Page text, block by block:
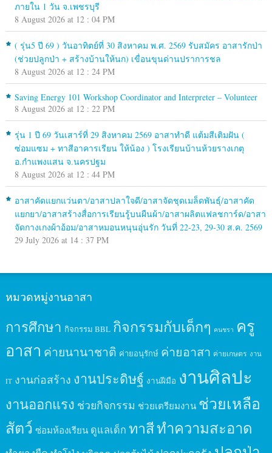
ภายใน 1 วัน จ.เพชรบุรี
8 August 2026 at 12 : 04 PM
( รุ่น5 ปี 69 ) วันอาทิตย์ที่ 30 สิงหาคม พ.ศ. 2569 รับสมัคร อาสารักป่า
(ช่วยปลูกป่า + สร้างบ้านให้นก) เขื่อนขุนด่านปราการชล
8 August 2026 at 12 : 24 PM
Saving Energy 101 Workshop Coordinator and Interpreter – Volunteer
8 August 2026 at 12 : 22 PM
รุ่น 1 ปี 69 วันเสาร์ที่ 29 สิงหาคม 2569 อาสาทำดี แต้มสีเติมฝัน (
ซ่อมแซม + ทาสีอาคารเรียน ให้น้อง ) โรงเรียนบ้านห้วยรางเกตุ
อ.กำแพงแสน จ.นครปฐม
8 August 2026 at 12 : 44 PM
อาสาคัดแยกแว่นตา/อาสาปลาใจดี/อาสาจัดชุดเมล็ดพันธุ์/อาสาคัด
แยกยา/อาสาสร้างสื่อการเรียนรู้บนผืนผ้า/อาสาผลิตแฟลชการ์ด/อาสา
จัดกางเกงผ้าอ้อม/อาสาหมอนหนุนอุ่นรัก วันที่ 22-23, 29-30 ส.ค. 2569
29 July 2026 at 14 : 37 PM
หมวดหมู่งานอาสา
การศึกษา กิจกรรม BBL กิจกรรมกับเด็กๆ คนชรา ครู
อาสา ค่ายนานาชาติ ค่ายอนุรักษ์ ค่ายอาสา ค่ายเกษตร งาน
IT งานก่อสร้าง งานประดิษฐ์ งานฝีมือ งานศิลปะ
งานออกแรง ช่วยกิจกรรม ช่วยเตรียมงาน ช่วยเหลือ
สัตว์ ซ่อมห้องเรียน ดูแลเด็ก ทาสีทำความสะอาด